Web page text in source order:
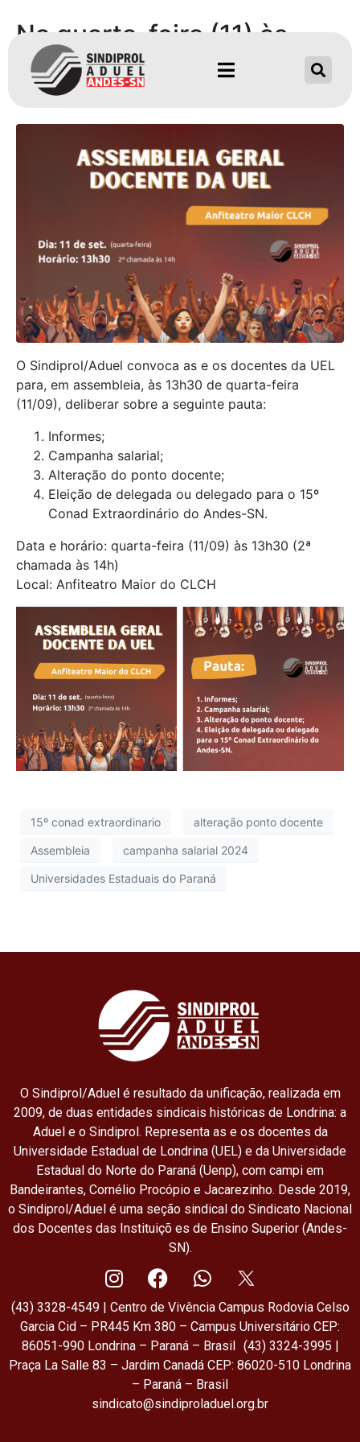
Na quarta-feira (11) às
13h30, assembleia geral
docente da UEL
O Sindiprol/Aduel convoca as e os docentes da UEL
para, em assembleia, às 13h30 de quarta-feira
(11/09), deliberar sobre a seguinte pauta:
Informes;
Campanha salarial;
Alteração do ponto docente;
Eleição de delegada ou delegado para o 15º
Conad Extraordinário do Andes-SN.
Data e horário: quarta-feira (11/09) às 13h30 (2ª
chamada às 14h)
Local: Anfiteatro Maior do CLCH
15º conad extraordinario alteração ponto docente
Assembleia campanha salarial 2024
Universidades Estaduais do Paraná
O Sindiprol/Aduel é resultado da unificação, realizada em
2009, de duas entidades sindicais históricas de Londrina: a
Aduel e o Sindiprol. Representa as e os docentes da
Universidade Estadual de Londrina (UEL) e da Universidade
Estadual do Norte do Paraná (Uenp), com campi em
Bandeirantes, Cornélio Procópio e Jacarezinho. Desde 2019,
o Sindiprol/Aduel é uma seção sindical do Sindicato Nacional
dos Docentes das Instituiçõ es de Ensino Superior (Andes-
SN).
(43) 3328-4549 | Centro de Vivência Campus Rodovia Celso
Garcia Cid – PR445 Km 380 – Campus Universitário CEP:
86051-990 Londrina – Paraná – Brasil (43) 3324-3995 |
Praça La Salle 83 – Jardim Canadá CEP: 86020-510 Londrina
– Paraná – Brasil
sindicato@sindiproladuel.org.br